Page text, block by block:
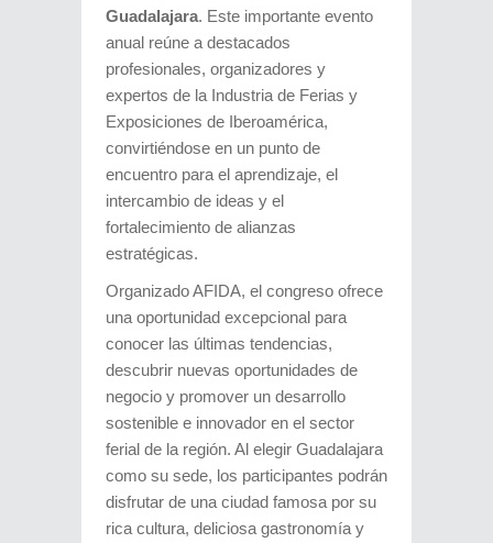
Guadalajara. Este importante evento
anual reúne a destacados
profesionales, organizadores y
expertos de la Industria de Ferias y
Exposiciones de Iberoamérica,
convirtiéndose en un punto de
encuentro para el aprendizaje, el
intercambio de ideas y el
fortalecimiento de alianzas
estratégicas.
Organizado AFIDA, el congreso ofrece
una oportunidad excepcional para
conocer las últimas tendencias,
descubrir nuevas oportunidades de
negocio y promover un desarrollo
sostenible e innovador en el sector
ferial de la región. Al elegir Guadalajara
como su sede, los participantes podrán
disfrutar de una ciudad famosa por su
rica cultura, deliciosa gastronomía y